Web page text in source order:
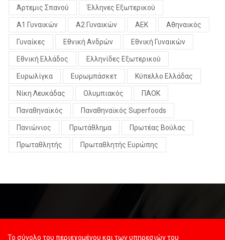
Άρτεμις Σπανού Έλληνες Εξωτερικού
Α1 Γυναικών Α2 Γυναικών ΑΕΚ Αθηναικός
Γυναίκες Εθνική Ανδρών Εθνική Γυναικών
Εθνική Ελλάδος Ελληνίδες Εξωτερικού
Ευρωλίγκα Ευρωμπάσκετ Κύπελλο Ελλάδας
Νίκη Λευκάδας Ολυμπιακός ΠΑΟΚ
Παναθηναϊκός Παναθηναϊκός Superfoods
Πανιώνιος Πρωτάθλημα Πρωτέας Βούλας
Πρωταθλητής Πρωταθλητής Ευρώπης
Το σύνολο του περιεχομένου και των υπηρεσιών του